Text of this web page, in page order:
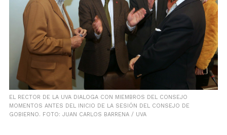
EL RECTOR DE LA UVA DIALOGA CON MIEMBROS DEL CONSEJO
MOMENTOS ANTES DEL INICIO DE LA SESIÓN DEL CONSEJO DE
GOBIERNO. FOTO: JUAN CARLOS BARRENA / UVA